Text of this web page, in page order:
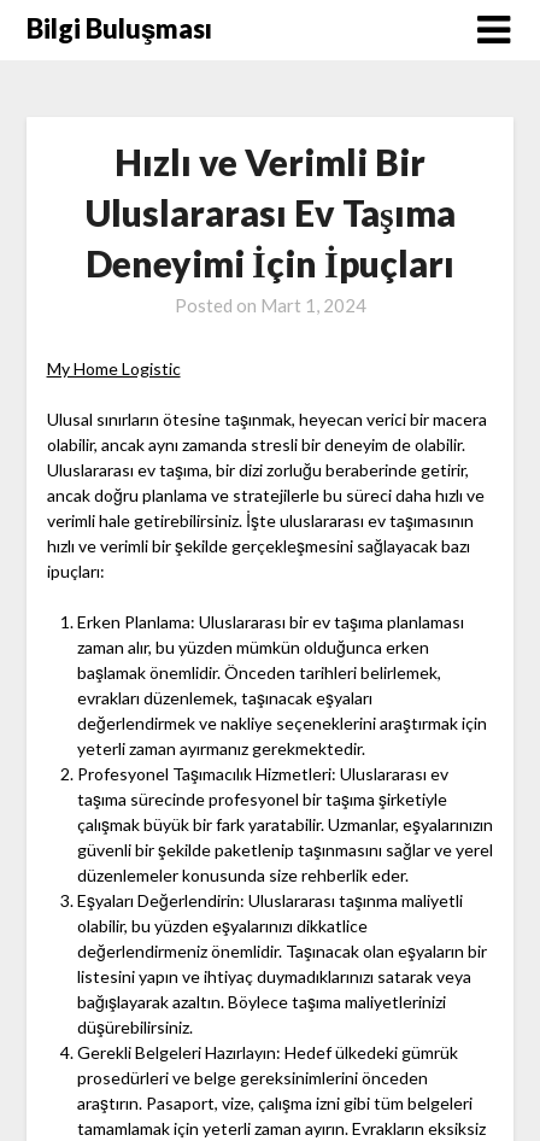
SkipBilgi Buluşması
Hızlı ve Verimli Bir
Uluslararası Ev Taşıma
Deneyimi İçin İpuçları
Posted on Mart 1, 2024
My Home Logistic
Ulusal sınırların ötesine taşınmak, heyecan verici bir macera
olabilir, ancak aynı zamanda stresli bir deneyim de olabilir.
Uluslararası ev taşıma, bir dizi zorluğu beraberinde getirir,
ancak doğru planlama ve stratejilerle bu süreci daha hızlı ve
verimli hale getirebilirsiniz. İşte uluslararası ev taşımasının
hızlı ve verimli bir şekilde gerçekleşmesini sağlayacak bazı
ipuçları:
Erken Planlama: Uluslararası bir ev taşıma planlaması
zaman alır, bu yüzden mümkün olduğunca erken
başlamak önemlidir. Önceden tarihleri belirlemek,
evrakları düzenlemek, taşınacak eşyaları
değerlendirmek ve nakliye seçeneklerini araştırmak için
yeterli zaman ayırmanız gerekmektedir.
Profesyonel Taşımacılık Hizmetleri: Uluslararası ev
taşıma sürecinde profesyonel bir taşıma şirketiyle
çalışmak büyük bir fark yaratabilir. Uzmanlar, eşyalarınızın
güvenli bir şekilde paketlenip taşınmasını sağlar ve yerel
düzenlemeler konusunda size rehberlik eder.
Eşyaları Değerlendirin: Uluslararası taşınma maliyetli
olabilir, bu yüzden eşyalarınızı dikkatlice
değerlendirmeniz önemlidir. Taşınacak olan eşyaların bir
listesini yapın ve ihtiyaç duymadıklarınızı satarak veya
bağışlayarak azaltın. Böylece taşıma maliyetlerinizi
düşürebilirsiniz.
Gerekli Belgeleri Hazırlayın: Hedef ülkedeki gümrük
prosedürleri ve belge gereksinimlerini önceden
araştırın. Pasaport, vize, çalışma izni gibi tüm belgeleri
tamamlamak için yeterli zaman ayırın. Evrakların eksiksiz